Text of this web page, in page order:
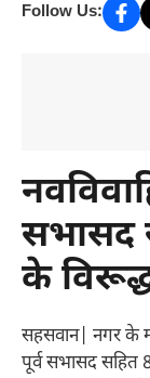
Follow Us:
सभासद
के विरूद्ध
सहसवान| नगर के
पूर्व सभासद सहित